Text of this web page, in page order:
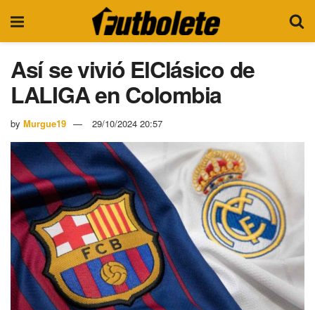
Así se vivió ElClásico de
LALIGA en Colombia
by Murgue19 29/10/2024 20:57